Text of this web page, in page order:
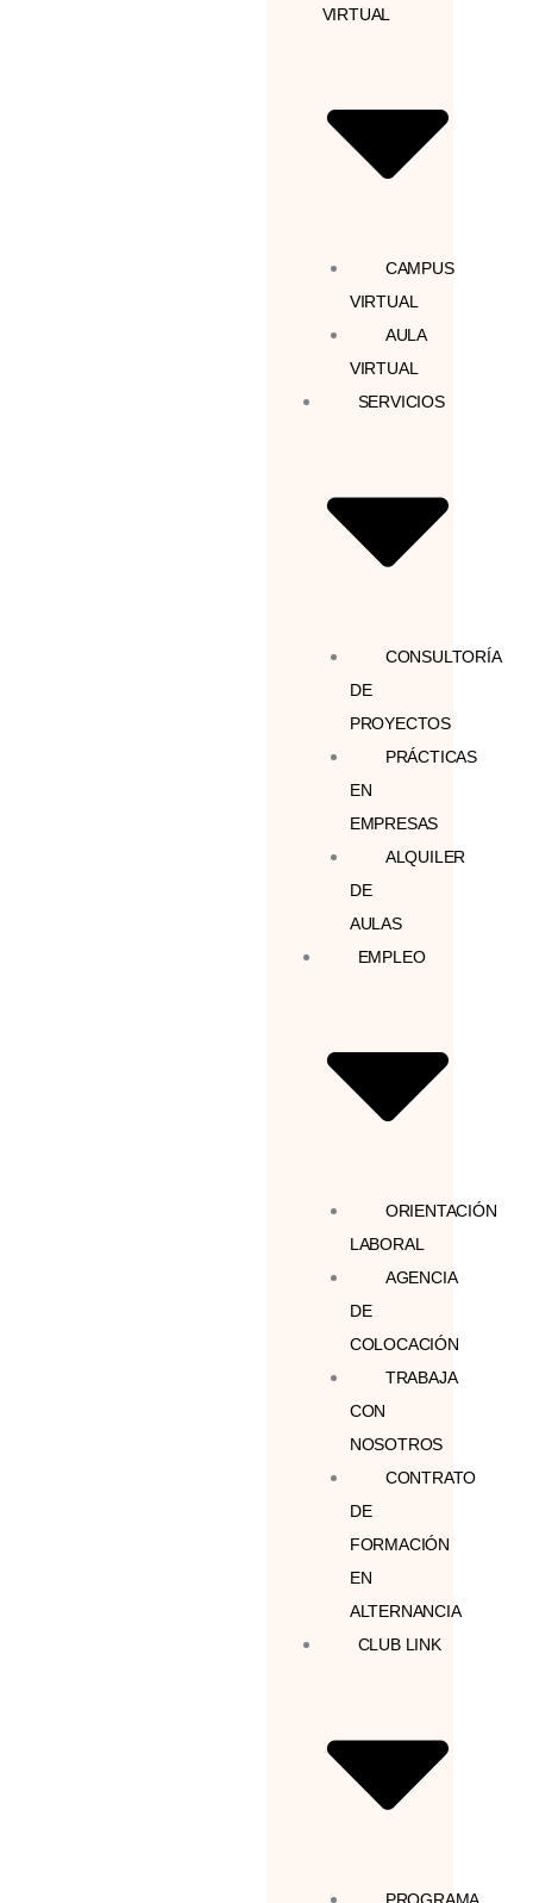
VIRTUAL
CAMPUS
VIRTUAL
AULA
VIRTUAL
SERVICIOS
CONSULTORÍA
DE
PROYECTOS
PRÁCTICAS
EN
EMPRESAS
ALQUILER
DE
AULAS
EMPLEO
ORIENTACIÓN
LABORAL
AGENCIA
DE
COLOCACIÓN
TRABAJA
CON
NOSOTROS
CONTRATO
DE
FORMACIÓN
EN
ALTERNANCIA
CLUB LINK
PROGRAMA